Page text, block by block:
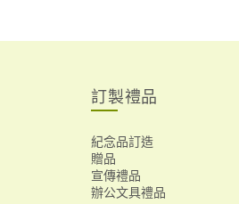
訂製禮品
紀念品訂造
贈品
宣傳禮品
辦公文具禮品